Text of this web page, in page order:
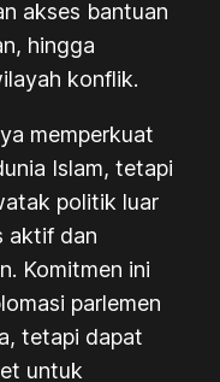
akses bantuan
hingga
konflik.
memperkuat
Islam, tetapi
politik luar
aktif dan
Komitmen ini
parlemen
tetapi dapat
untuk